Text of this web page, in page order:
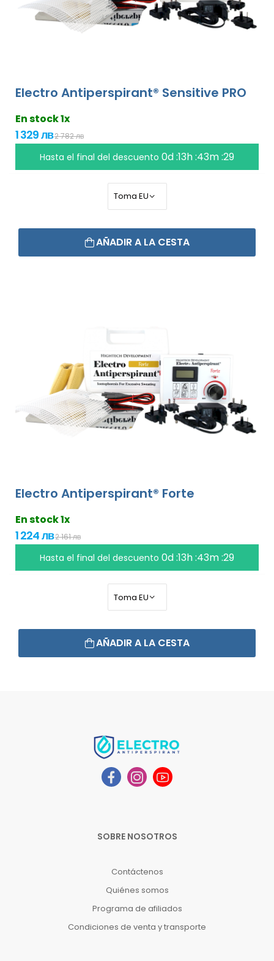
Electro Antiperspirant® Sensitive PRO
En stock 1x
1 329 лв2 782 лв
Hasta el final del descuento 0d :13h :43m :28
AÑADIR A LA CESTA
Electro Antiperspirant® Forte
En stock 1x
1 224 лв2 161 лв
Hasta el final del descuento 0d :13h :43m :28
AÑADIR A LA CESTA
SOBRE NOSOTROS
Contáctenos
Quiénes somos
Programa de afiliados
Condiciones de venta y transporte